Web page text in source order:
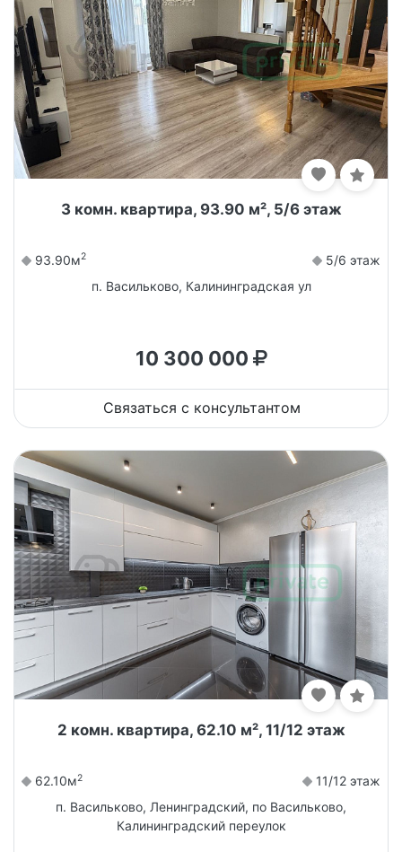
3 комн. квартира, 93.90 м², 5/6 этаж
93.90м2
5/6 этаж
п. Васильково, Калининградская ул
10 300 000
Связаться с консультантом
2 комн. квартира, 62.10 м², 11/12 этаж
62.10м2
11/12 этаж
п. Васильково, Ленинградский, по Васильково,
Калининградский переулок